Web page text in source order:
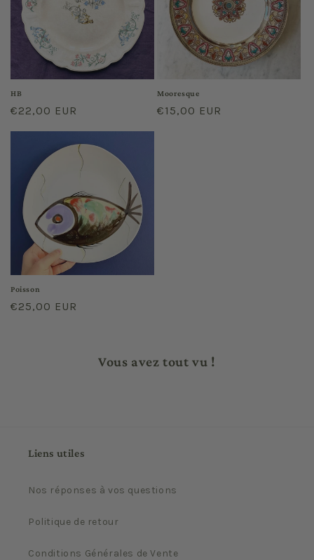
HB
Prix
€22,00 EUR
Mooresque
Prix
€15,00 EUR
Poisson
Prix
€25,00 EUR
Vous avez tout vu !
Liens utiles
Nos réponses à vos questions
Politique de retour
Conditions Générales de Vente